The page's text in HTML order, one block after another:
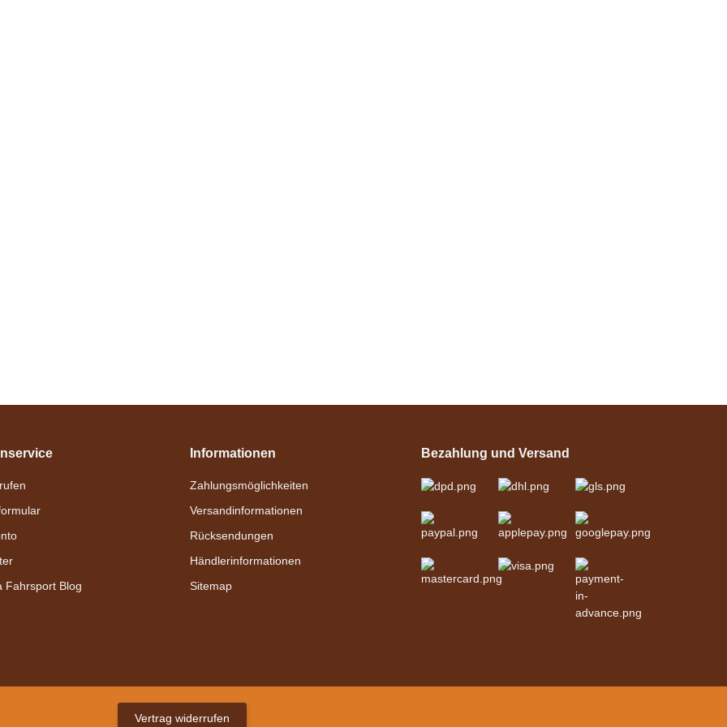
Schwarz
329,00 €*
Fahrsport Blog
Informationen
Zahlungsmöglichkeiten
Versandinformationen
Rücksendungen
Händlerinformationen
Sitemap
Bezahlung und Versand
Vertrag widerrufen